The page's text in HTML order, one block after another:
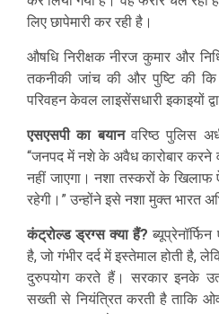
लिए छापेमारी कर रही है।
औषधि निरीक्षक नीरज कुमार और
तकनीकी जांच की और पुष्टि की
परिवहन केवल लाइसेंसधारी इकाइयों
एसएसपी का बयानवरिष्ठ पुलिस
“जनपद में नशे के अवैध कारोबार करने
नहीं जाएगा। नशा तस्करों के खिलाफ
रहेगी।” उन्होंने इसे नशा मुक्त भारत
कंट्रोल्ड ड्रग्स क्या हैं?
है, जो गंभीर दर्द में इस्तेमाल होती है,
दुरुपयोग करते हैं। सरकार इनके
सख्ती से नियंत्रित करती है ताकि